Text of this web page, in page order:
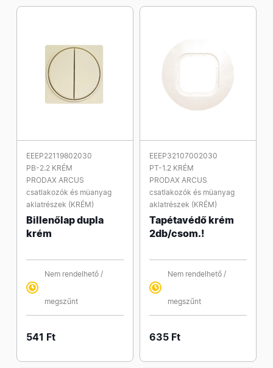
EEEP22119802030
PB-2.2 KRÉM
PRODAX ARCUS
csatlakozók és müanyag
aklatrészek (KRÉM)
Billenőlap dupla
krém
Nem rendelhető /
megszűnt
541 Ft
EEEP32107002030
PT-1.2 KRÉM
PRODAX ARCUS
csatlakozók és müanyag
aklatrészek (KRÉM)
Tapétavédő krém
2db/csom.!
Nem rendelhető /
megszűnt
635 Ft